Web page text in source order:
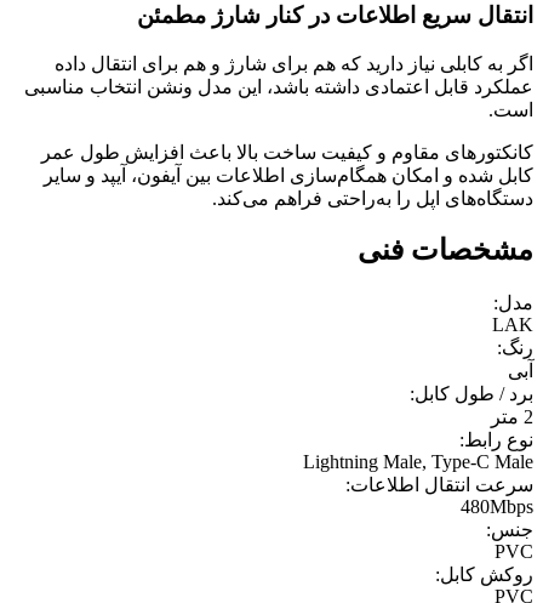
انتقال سریع اطلاعات در کنار شارژ مطمئن
اگر به کابلی نیاز دارید که هم برای شارژ و هم برای انتقال داده
عملکرد قابل اعتمادی داشته باشد، این مدل ونشن انتخاب مناسبی
است.
کانکتورهای مقاوم و کیفیت ساخت بالا باعث افزایش طول عمر
کابل شده و امکان همگام‌سازی اطلاعات بین آیفون، آیپد و سایر
دستگاه‌های اپل را به‌راحتی فراهم می‌کند.
مشخصات فنی
مدل:
LAK
رنگ:
آبی
برد / طول کابل:
2 متر
نوع رابط:
Lightning Male, Type-C Male
سرعت انتقال اطلاعات:
480Mbps
جنس:
PVC
روکش کابل:
PVC